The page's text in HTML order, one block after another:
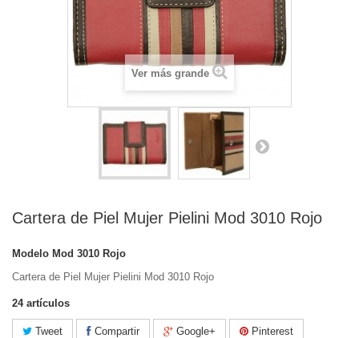
Ver más grande
Cartera de Piel Mujer Pielini Mod 3010 Rojo
Modelo Mod 3010 Rojo
Cartera de Piel Mujer Pielini Mod 3010 Rojo
24 artículos
Tweet Compartir Google+ Pinterest